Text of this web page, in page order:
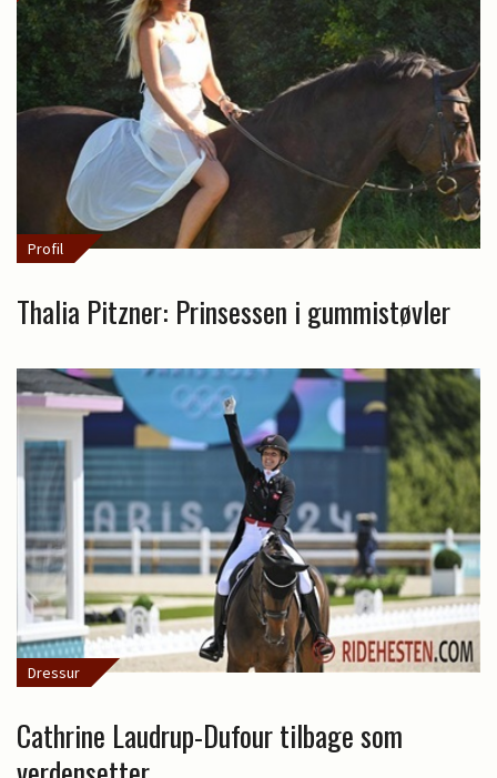
Profil
Thalia Pitzner: Prinsessen i gummistøvler
Dressur
Cathrine Laudrup-Dufour tilbage som